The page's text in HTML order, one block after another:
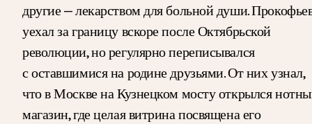
другие — лекарством для больной души.
уехал за границу вскоре после Октябрьской
революции, но регулярно переписывался
с оставшимися на родине друзьями. От них узнал,
что в Москве на Кузнецком мосту открылся
магазин, где целая витрина посвящена его